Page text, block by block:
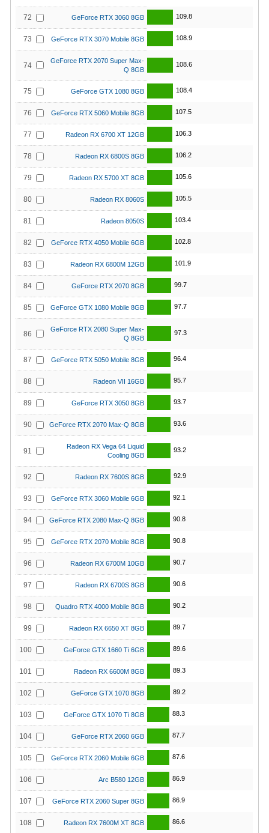
72 GeForce RTX 3060 8GB 109.8
73 GeForce RTX 3070 Mobile 8GB 108.9
74
GeForce RTX 2070 Super Max-
Q 8GB
108.6
75 GeForce GTX 1080 8GB 108.4
76 GeForce RTX 5060 Mobile 8GB 107.5
77 Radeon RX 6700 XT 12GB 106.3
78 Radeon RX 6800S 8GB 106.2
79 Radeon RX 5700 XT 8GB 105.6
80 Radeon RX 8060S 105.5
81 Radeon 8050S 103.4
82 GeForce RTX 4050 Mobile 6GB 102.8
83 Radeon RX 6800M 12GB 101.9
84 GeForce RTX 2070 8GB 99.7
85 GeForce GTX 1080 Mobile 8GB 97.7
86
GeForce RTX 2080 Super Max-
Q 8GB
97.3
87 GeForce RTX 5050 Mobile 8GB 96.4
88 Radeon VII 16GB 95.7
89 GeForce RTX 3050 8GB 93.7
90 GeForce RTX 2070 Max-Q 8GB 93.6
91
Radeon RX Vega 64 Liquid
Cooling 8GB
93.2
92 Radeon RX 7600S 8GB 92.9
93 GeForce RTX 3060 Mobile 6GB 92.1
94 GeForce RTX 2080 Max-Q 8GB 90.8
95 GeForce RTX 2070 Mobile 8GB 90.8
96 Radeon RX 6700M 10GB 90.7
97 Radeon RX 6700S 8GB 90.6
98 Quadro RTX 4000 Mobile 8GB 90.2
99 Radeon RX 6650 XT 8GB 89.7
100 GeForce GTX 1660 Ti 6GB 89.6
101 Radeon RX 6600M 8GB 89.3
102 GeForce GTX 1070 8GB 89.2
103 GeForce GTX 1070 Ti 8GB 88.3
104 GeForce RTX 2060 6GB 87.7
105 GeForce RTX 2060 Mobile 6GB 87.6
106 Arc B580 12GB 86.9
107 GeForce RTX 2060 Super 8GB 86.9
108 Radeon RX 7600M XT 8GB 86.6